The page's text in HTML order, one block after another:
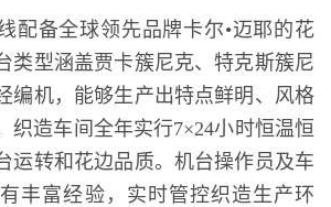
配备全球领先品牌卡尔•迈耶的花
类型涵盖贾卡簇尼克、特克斯簇尼
编机，能够生产出特点鲜明、风格
织造车间全年实行7×24小时恒温恒
运转和花边品质。机台操作员及车
丰富经验，实时管控织造生产环